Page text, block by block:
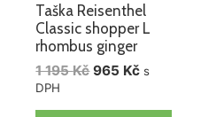
Taška Reisenthel
Classic shopper L
rhombus ginger
1 195Kč 965 Kč s
DPH